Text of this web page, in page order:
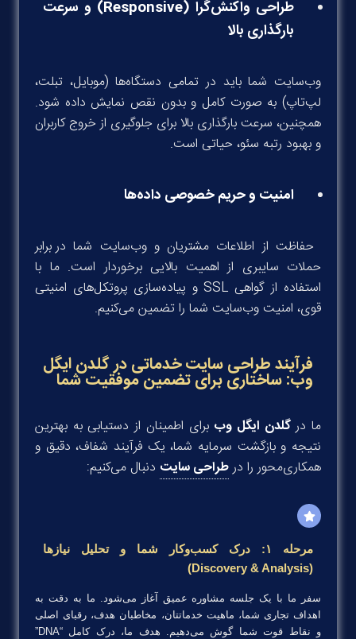
طراحی واکنش‌گرا (Responsive) و سرعت
بارگذاری بالا
وب‌سایت شما باید در تمامی دستگاه‌ها (موبایل، تبلت،
لپ‌تاپ) به صورت کامل و بدون نقص نمایش داده شود.
همچنین، سرعت بارگذاری بالا برای جلوگیری از خروج کاربران
و بهبود رتبه سئو، حیاتی است.
امنیت و حریم خصوصی داده‌ها
حفاظت از اطلاعات مشتریان و وب‌سایت شما در برابر
حملات سایبری از اهمیت بالایی برخوردار است. ما با
استفاده از گواهی SSL و پیاده‌سازی پروتکل‌های امنیتی
قوی، امنیت وب‌سایت شما را تضمین می‌کنیم.
فرآیند طراحی سایت خدماتی در گلدن ایگل
وب: ساختاری برای تضمین موفقیت شما
ما درگلدن ایگل وب برای اطمینان از دستیابی به بهترین
نتیجه و بازگشت سرمایه شما، یک فرآیند شفاف، دقیق و
همکاری‌محور را درطراحی سایت دنبال می‌کنیم:
مرحله ۱: درک کسب‌وکار شما و تحلیل نیازها
(Discovery & Analysis)
سفر ما با یک جلسه مشاوره عمیق آغاز می‌شود. ما به دقت به
اهداف تجاری شما، ماهیت خدماتتان، مخاطبان هدف، رقبای اصلی
و نقاط قوت شما گوش می‌دهیم. هدف ما، درک کامل “DNA”